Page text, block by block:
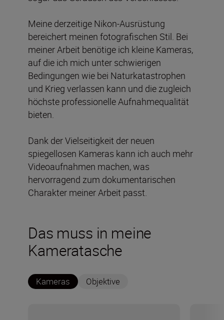
Meine derzeitige Nikon-Ausrüstung
bereichert meinen fotografischen Stil. Bei
meiner Arbeit benötige ich kleine Kameras,
auf die ich mich unter schwierigen
Bedingungen wie bei Naturkatastrophen
und Krieg verlassen kann und die zugleich
höchste professionelle Aufnahmequalität
bieten.
Dank der Vielseitigkeit der neuen
spiegellosen Kameras kann ich auch mehr
Videoaufnahmen machen, was
hervorragend zum dokumentarischen
Charakter meiner Arbeit passt.
Das muss in meine
Kameratasche
Kameras Objektive